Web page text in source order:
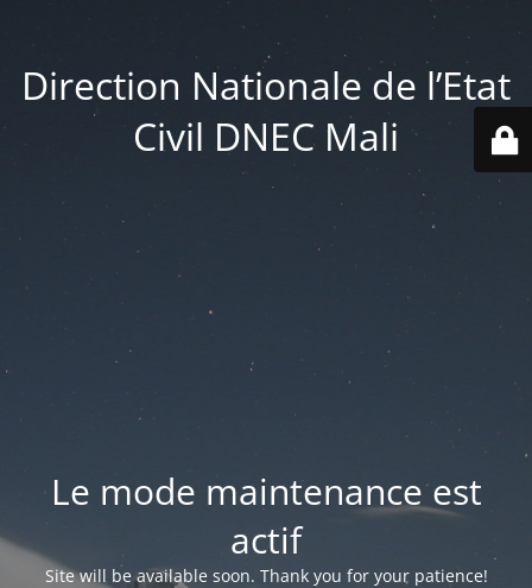
Direction Nationale de l’Etat
Civil DNEC Mali
Le mode maintenance est
actif
Site will be available soon. Thank you for your patience!